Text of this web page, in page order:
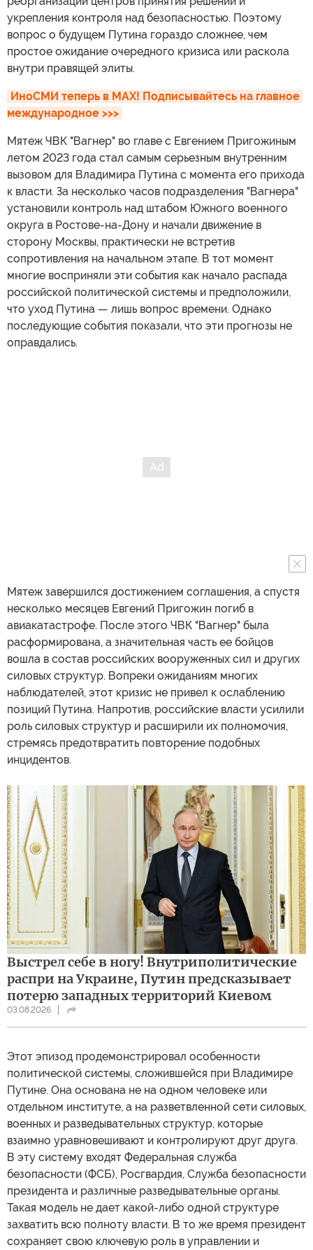
укрепления контроля над безопасностью. Поэтому
вопрос о будущем Путина гораздо сложнее, чем
простое ожидание очередного кризиса или раскола
внутри правящей элиты.
ИноСМИ теперь в MAX! Подписывайтесь на главное
международное >>>
Мятеж ЧВК "Вагнер" во главе с Евгением Пригожиным
летом 2023 года стал самым серьезным внутренним
вызовом для Владимира Путина с момента его прихода
к власти. За несколько часов подразделения "Вагнера"
установили контроль над штабом Южного военного
округа в Ростове-на-Дону и начали движение в
сторону Москвы, практически не встретив
сопротивления на начальном этапе. В тот момент
многие восприняли эти события как начало распада
российской политической системы и предположили,
что уход Путина — лишь вопрос времени. Однако
последующие события показали, что эти прогнозы не
оправдались.
Мятеж завершился достижением соглашения, а спустя
несколько месяцев Евгений Пригожин погиб в
авиакатастрофе. После этого ЧВК "Вагнер" была
расформирована, а значительная часть ее бойцов
вошла в состав российских вооруженных сил и других
силовых структур. Вопреки ожиданиям многих
наблюдателей, этот кризис не привел к ослаблению
позиций Путина. Напротив, российские власти усилили
роль силовых структур и расширили их полномочия,
стремясь предотвратить повторение подобных
инцидентов.
Выстрел себе в ногу! Внутриполитические
распри на Украине, Путин предсказывает
потерю западных территорий Киевом
03.08.2026
Этот эпизод продемонстрировал особенности
политической системы, сложившейся при Владимире
Путине. Она основана не на одном человеке или
отдельном институте, а на разветвленной сети силовых,
военных и разведывательных структур, которые
взаимно уравновешивают и контролируют друг друга.
В эту систему входят Федеральная служба
безопасности (ФСБ), Росгвардия, Служба безопасности
президента и различные разведывательные органы.
Такая модель не дает какой-либо одной структуре
захватить всю полноту власти. В то же время президент
сохраняет свою ключевую роль в управлении и